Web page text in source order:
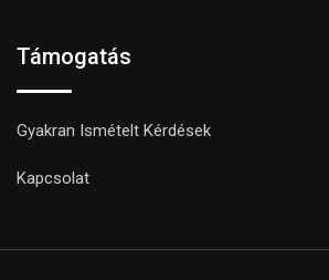
Támogatás
Gyakran Ismételt Kérdések
Kapcsolat